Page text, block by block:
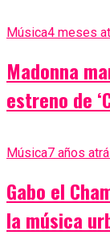
Música4 meses
Madonna
estreno de
Música7 años
Gabo el
la música